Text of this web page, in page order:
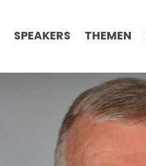
SPEAKERS THEMEN